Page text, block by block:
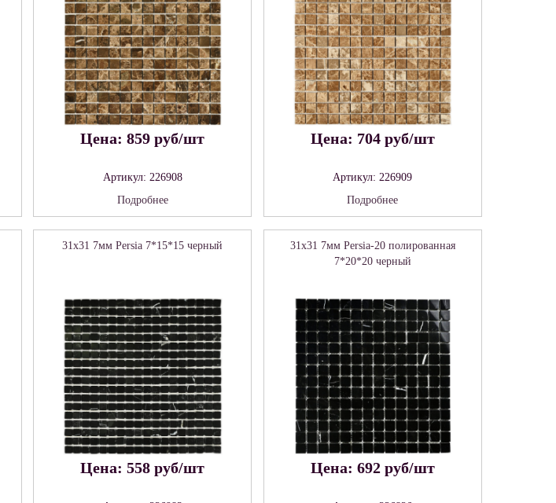
Цена: 859 руб/шт
Артикул: 226908
Подробнее
Цена: 704 руб/шт
Артикул: 226909
Подробнее
31x31 7мм Persia 7*15*15 черный
Цена: 558 руб/шт
31x31 7мм Persia-20 полированная
7*20*20 черный
Цена: 692 руб/шт